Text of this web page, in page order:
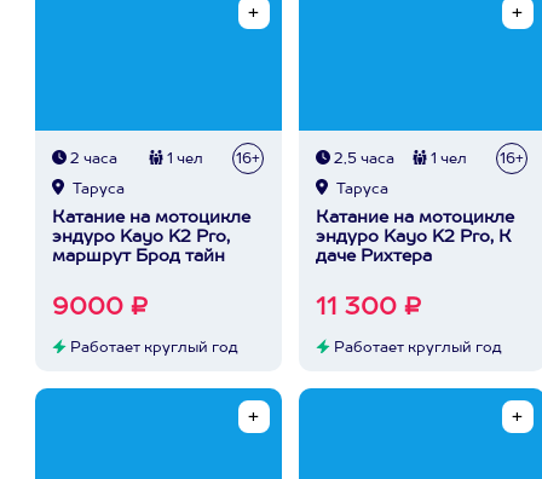
2 часа 1 чел 16+
Таруса
Катание на мотоцикле
эндуро Kayo K2 Pro,
маршрут Брод тайн
9000 ₽
Работает круглый год
2,5 часа 1 чел 16+
Таруса
Катание на мотоцикле
эндуро Kayo K2 Pro, К
даче Рихтера
11 300 ₽
Работает круглый год